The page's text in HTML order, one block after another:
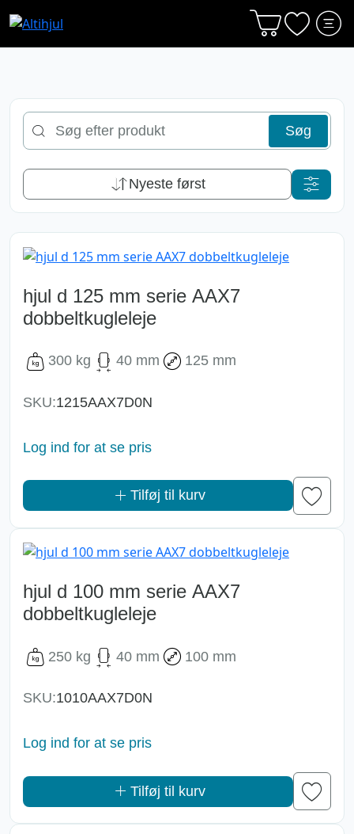
Søg
efter
Søg
Nyeste først
hjul d 125 mm serie AAX7
dobbeltkugleleje
300 kg 40 mm 125 mm
SKU:1215AAX7D0N
Log ind for at se pris
Tilføj til kurv
hjul d 100 mm serie AAX7
dobbeltkugleleje
250 kg 40 mm 100 mm
SKU:1010AAX7D0N
Log ind for at se pris
Tilføj til kurv